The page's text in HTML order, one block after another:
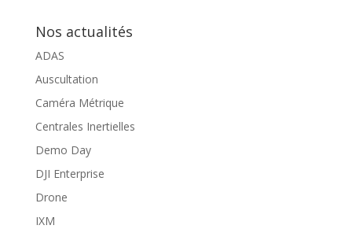
Nos actualités
ADAS
Auscultation
Caméra Métrique
Centrales Inertielles
Demo Day
DJI Enterprise
Drone
IXM